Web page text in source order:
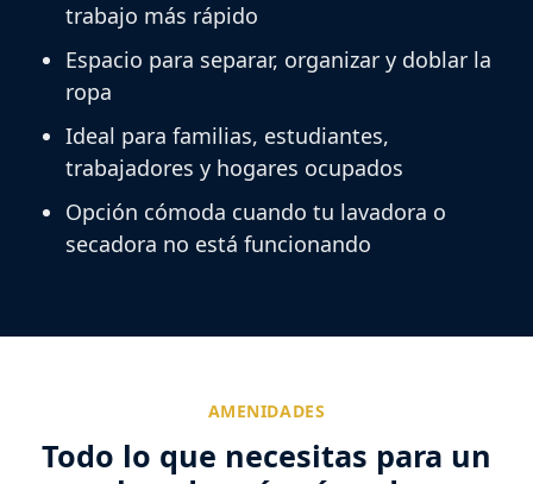
trabajo más rápido
Espacio para separar, organizar y doblar la
ropa
Ideal para familias, estudiantes,
trabajadores y hogares ocupados
Opción cómoda cuando tu lavadora o
secadora no está funcionando
AMENIDADES
Todo lo que necesitas para un